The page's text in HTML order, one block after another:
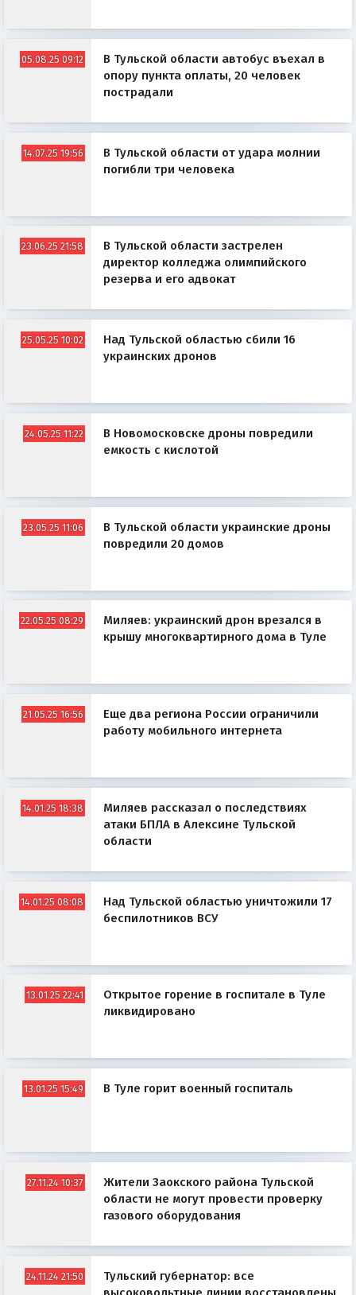
05.08.25 09:12
В Тульской области автобус въехал в
опору пункта оплаты, 20 человек
пострадали
14.07.25 19:56
В Тульской области от удара молнии
погибли три человека
23.06.25 21:58
В Тульской области застрелен
директор колледжа олимпийского
резерва и его адвокат
25.05.25 10:02
Над Тульской областью сбили 16
украинских дронов
24.05.25 11:22
В Новомосковске дроны повредили
емкость с кислотой
23.05.25 11:06
В Тульской области украинские дроны
повредили 20 домов
22.05.25 08:29
Миляев: украинский дрон врезался в
крышу многоквартирного дома в Туле
21.05.25 16:56
Еще два региона России ограничили
работу мобильного интернета
14.01.25 18:38
Миляев рассказал о последствиях
атаки БПЛА в Алексине Тульской
области
14.01.25 08:08
Над Тульской областью уничтожили 17
беспилотников ВСУ
13.01.25 22:41
Открытое горение в госпитале в Туле
ликвидировано
13.01.25 15:49 В Туле горит военный госпиталь
27.11.24 10:37
Жители Заокского района Тульской
области не могут провести проверку
газового оборудования
24.11.24 21:50
Тульский губернатор: все